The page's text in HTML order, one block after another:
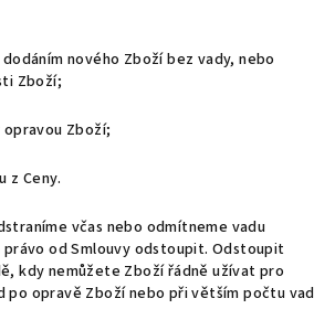
nového Zboží bez vady, nebo
Zboží;
Zboží;
z Ceny.
včas nebo odmítneme vadu
od Smlouvy odstoupit. Odstoupit
kdy nemůžete Zboží řádně užívat pro
po opravě Zboží nebo při větším počtu vad